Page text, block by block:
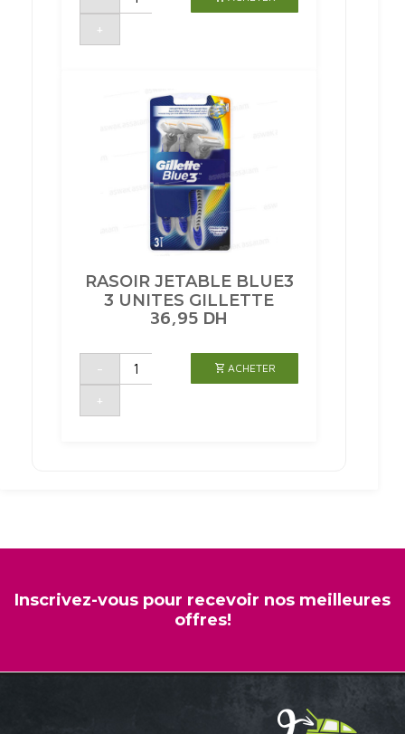
SERUM
D'ARGAN
+
RASOIR JETABLE BLUE3
3 UNITES GILLETTE
36,95 DH
-
quantité
RASOIR
3
+
ACHETER
Inscrivez-vous pour recevoir nos meilleures
offres!